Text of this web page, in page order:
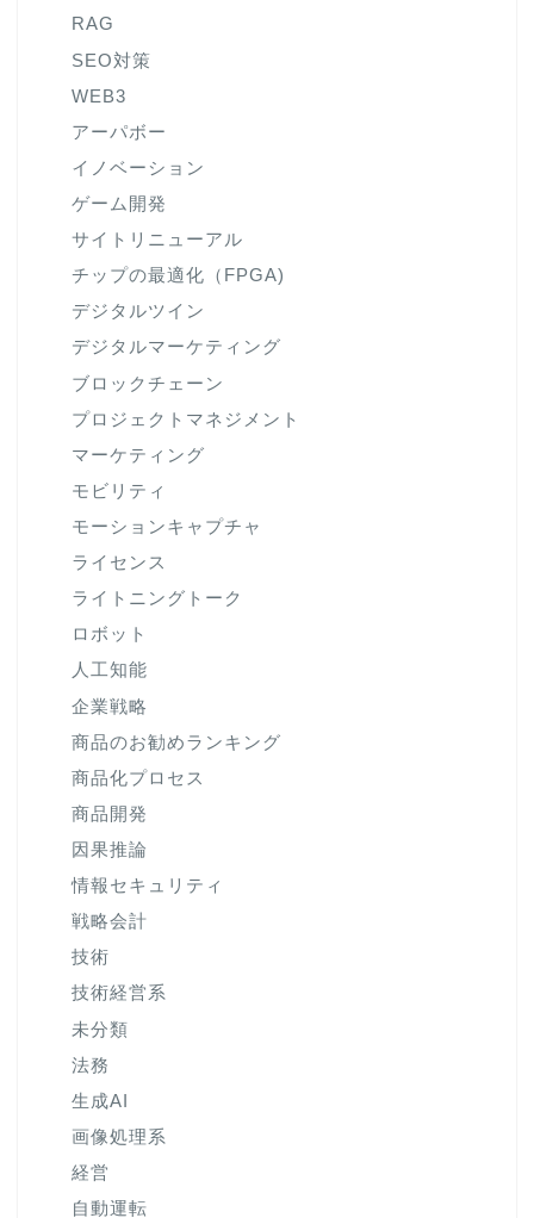
RAG
SEO対策
WEB3
アーパボー
イノベーション
ゲーム開発
サイトリニューアル
チップの最適化（FPGA)
デジタルツイン
デジタルマーケティング
ブロックチェーン
プロジェクトマネジメント
マーケティング
モビリティ
モーションキャプチャ
ライセンス
ライトニングトーク
ロボット
人工知能
企業戦略
商品のお勧めランキング
商品化プロセス
商品開発
因果推論
情報セキュリティ
戦略会計
技術
技術経営系
未分類
法務
生成AI
画像処理系
経営
自動運転